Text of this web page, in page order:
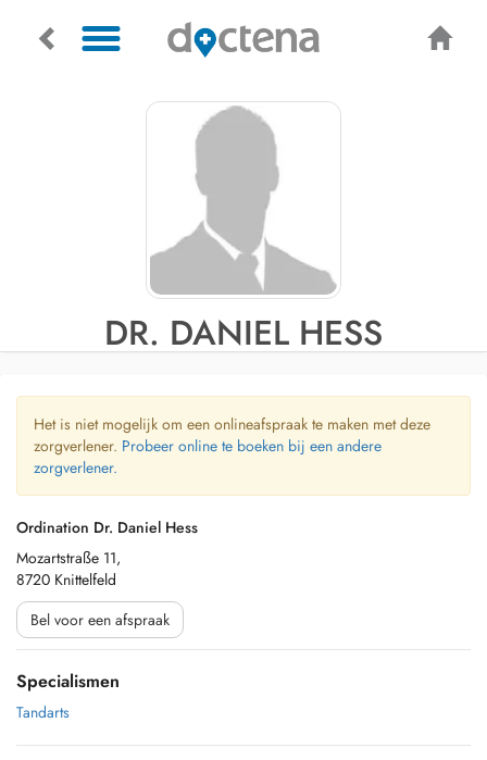
DR. DANIEL HESS
Het is niet mogelijk om een onlineafspraak te maken met deze
zorgverlener. Probeer online te boeken bij een andere
zorgverlener.
Ordination Dr. Daniel Hess
Mozartstraße 11,
8720 Knittelfeld
Bel voor een afspraak
Specialismen
Tandarts